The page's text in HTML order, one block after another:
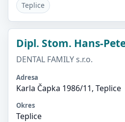
Teplice
Dipl. Stom. Hans-
DENTAL FAMILY s.r.o.
Adresa
Karla Čapka 1986/11, Teplice
Okres
Teplice